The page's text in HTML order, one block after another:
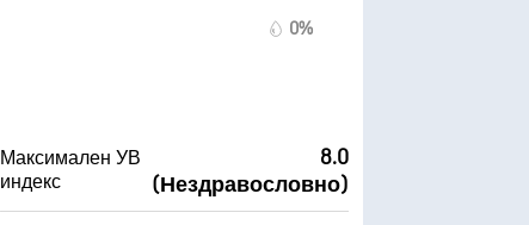
0%
Максимален УВ
индекс
8.0
(Нездравословно)